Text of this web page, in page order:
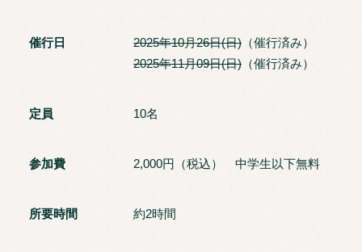
催行日 2025年10月26日(日) （催行済み）
2025年11月09日(日) （催行済み）
定員 10名
参加費 2,000円（税込） 中学生以下無料
所要時間 約2時間